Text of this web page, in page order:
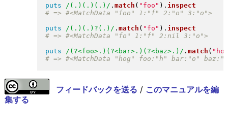
puts
/(.)(.)(.)/ . match ( " foo " ) . inspect
puts
/(.)(.)?(.)/ . match ( " fo " ) . inspect
puts
/(?<foo>.)(?<bar>.)(?<baz>.)/ . match ( "
フィードバックを送る / このマニュアルを編
集する